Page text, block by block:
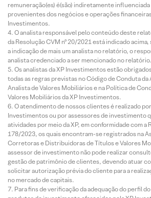
remuneração(es) é(são) indiretamente
provenientes dos negócios e operações
Investimentos.
O analista responsável pelo conteúdo deste
da Resolução CVM nº 20/2021 está indicado
a indicação de mais um analista no relatório, o
analista credenciado a ser mencionado no relatório.
Os analistas da XP Investimentos estão
todas as regras previstas no Código de Conduta da
Analista de Valores Mobiliários e na Política de
Valores Mobiliários da XP Investimentos.
O atendimento de nossos clientes é realizado
Investimentos ou por assessores de investimento
atividades por meio da XP, em conformidade com a
178/2023, os quais encontram-se registrados na
Corretoras e Distribuidoras de Títulos e Valores
assessor de investimento não pode realizar
gestão de patrimônio de clientes, devendo atuar
solicitar autorização prévia do cliente para a
no mercado de capitais.
Para fins de verificação da adequação do perfil